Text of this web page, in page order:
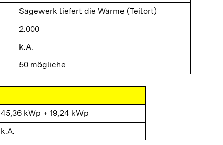
Sägewerk liefert die Wärme (Teilort)
2.000
k.A.
50 mögliche
45,36 kWp + 19,24 kWp
k.A.